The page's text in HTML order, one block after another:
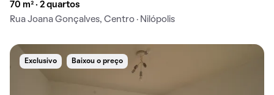
70 m² · 2 quartos
Rua Joana Gonçalves, Centro · Nilópolis
Exclusivo Baixou o preço